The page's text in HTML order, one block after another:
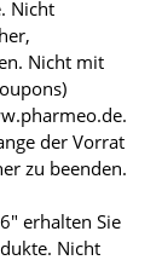
Nicht
Nicht mit
der Vorrat
zu beenden.
erhalten Sie
Nicht